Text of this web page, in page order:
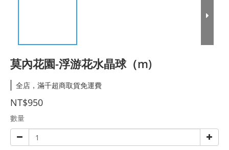
莫內花園-浮游花水晶球（m)
全店，滿千超商取貨免運費
NT$950
數量